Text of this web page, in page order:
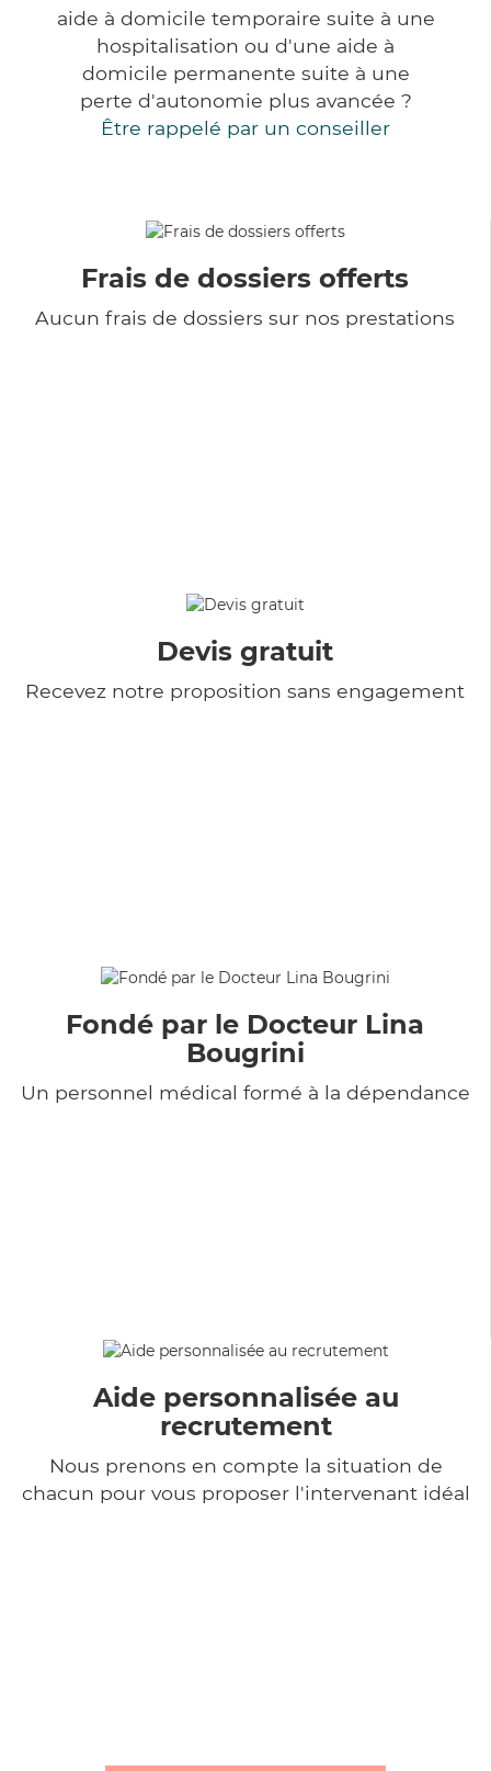
aide à domicile temporaire suite à une
hospitalisation ou d'une aide à
domicile permanente suite à une
perte d'autonomie plus avancée ?
Être rappelé par un conseiller
Frais de dossiers offerts
Aucun frais de dossiers sur nos prestations
Devis gratuit
Recevez notre proposition sans engagement
Fondé par le Docteur Lina
Bougrini
Un personnel médical formé à la dépendance
Aide personnalisée au
recrutement
Nous prenons en compte la situation de
chacun pour vous proposer l'intervenant idéal